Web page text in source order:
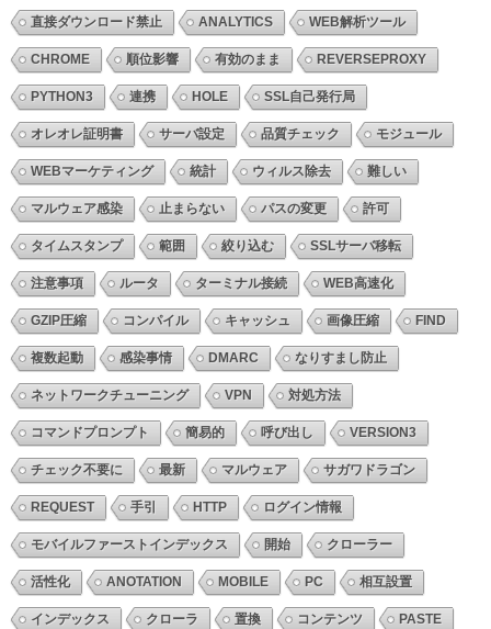
直接ダウンロード禁止 ANALYTICS WEB解析ツール
CHROME 順位影響 有効のまま REVERSEPROXY
PYTHON3 連携 HOLE SSL自己発行局
オレオレ証明書 サーバ設定 品質チェック モジュール
WEBマーケティング 統計 ウィルス除去 難しい
マルウェア感染 止まらない パスの変更 許可
タイムスタンプ 範囲 絞り込む SSLサーバ移転
注意事項 ルータ ターミナル接続 WEB高速化
GZIP圧縮 コンパイル キャッシュ 画像圧縮 FIND
複数起動 感染事情 DMARC なりすまし防止
ネットワークチューニング VPN 対処方法
コマンドプロンプト 簡易的 呼び出し VERSION3
チェック不要に 最新 マルウェア サガワドラゴン
REQUEST 手引 HTTP ログイン情報
モバイルファーストインデックス 開始 クローラー
活性化 ANOTATION MOBILE PC 相互設置
インデックス クローラ 置換 コンテンツ PASTE